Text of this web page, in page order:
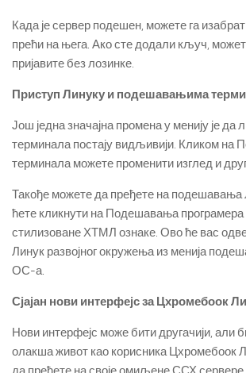
Када је сервер подешен, можете га
прећи на њега. Ако сте додали кључ,
пријавите без лозинке.
Приступ Линуку и подешавањима
Још једна значајна промена у менију је да
терминала постају видљивији. Кликом на
терминала можете променити изглед и
Такође можете да пређете на подешавања
ћете кликнути на Подешавања
стилизоване ХТМЛ ознаке. Ово ће вас
Линук развојног окружења из менија
ОС-а.
Сјајан нови интерфејс за Цхромебоок
Нови интерфејс може бити другачији, али
олакша живот као корисника Цхромебоок